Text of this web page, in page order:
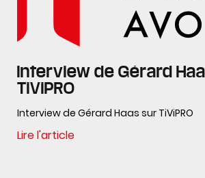
Interview de Gérard
TiViPRO
Interview de Gérard Haas sur TiViPRO
Lire l'article